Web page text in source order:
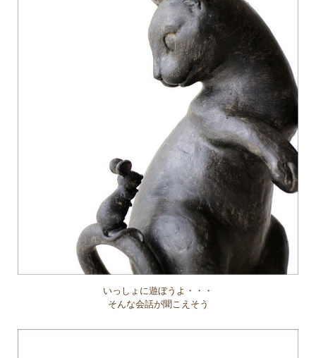
いっしょに遊ぼうよ・・・
そんな会話が聞こえそう